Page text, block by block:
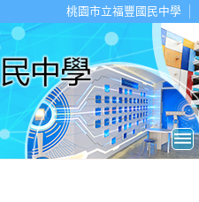
桃園市立福豐國民中學